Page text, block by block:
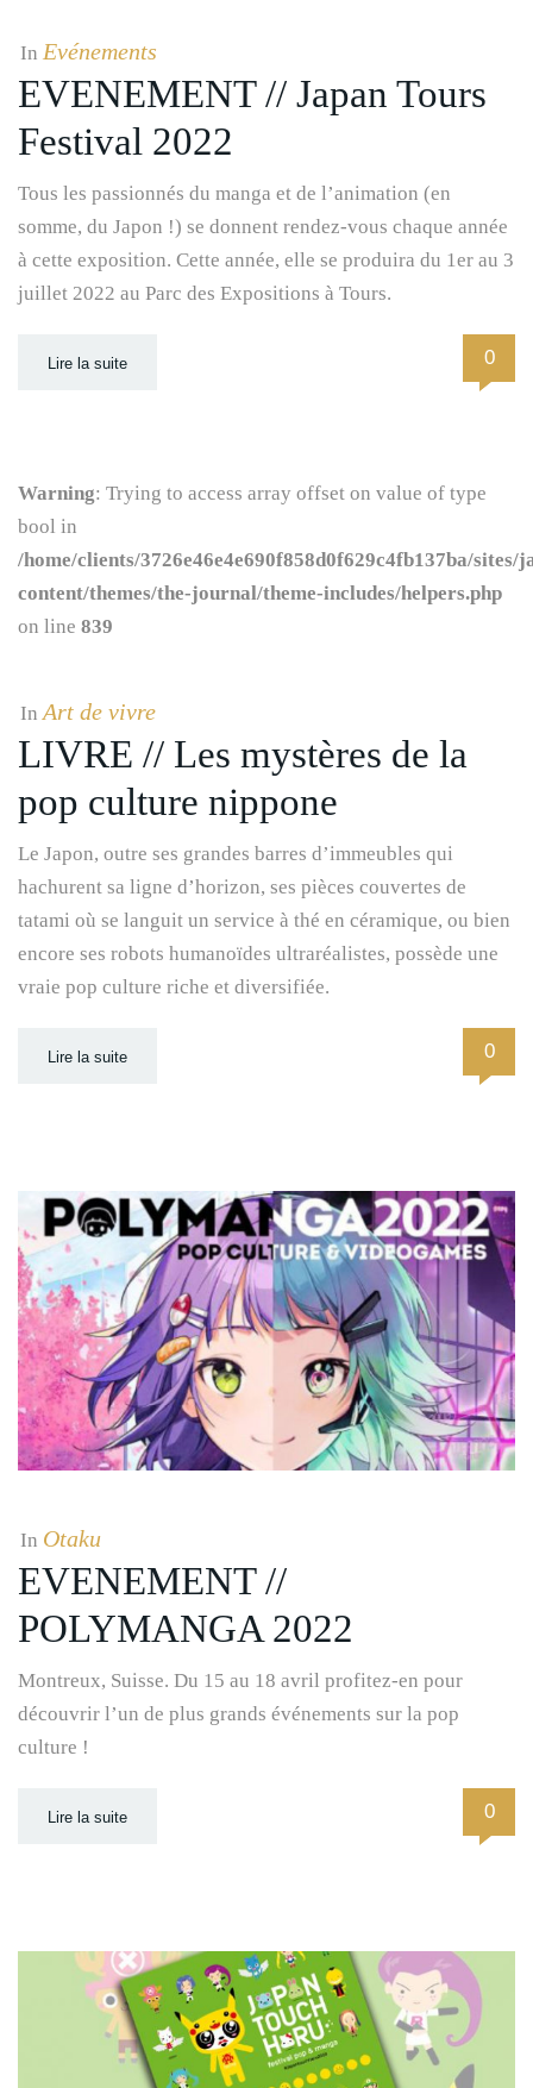
In Evénements
EVENEMENT // Japan Tours
Festival 2022
Tous les passionnés du manga et de l’animation (en
somme, du Japon !) se donnent rendez-vous chaque année
à cette exposition. Cette année, elle se produira du 1er au 3
juillet 2022 au Parc des Expositions à Tours.
Lire la suite 0
Warning: Trying to access array offset on value of type
bool in
/home/clients/3726e46e4e690f858d0f629c4fb137ba/sites/
content/themes/the-journal/theme-includes/helpers.php
on line 839
InArt de vivre
LIVRE // Les mystères de la
pop culture nippone
Le Japon, outre ses grandes barres d’immeubles qui
hachurent sa ligne d’horizon, ses pièces couvertes de
tatami où se languit un service à thé en céramique, ou bien
encore ses robots humanoïdes ultraréalistes, possède une
vraie pop culture riche et diversifiée.
Lire la suite 0
In Otaku
EVENEMENT //
POLYMANGA 2022
Montreux, Suisse. Du 15 au 18 avril profitez-en pour
découvrir l’un de plus grands événements sur la pop
culture !
Lire la suite 0